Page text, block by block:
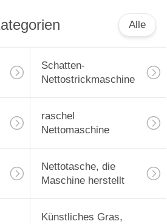
Alle
Schatten-
Nettostrickmaschine
raschel
Nettomaschine
Nettotasche, die
Maschine herstellt
Künstliches Gras,